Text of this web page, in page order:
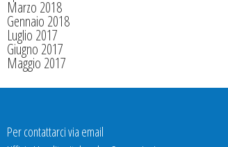
Marzo 2018
Gennaio 2018
Luglio 2017
Giugno 2017
Maggio 2017
Per contattarci via email